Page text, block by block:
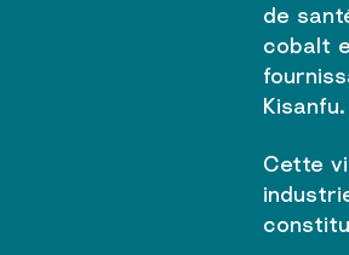
de
cobalt
Kisanfu.
Cette